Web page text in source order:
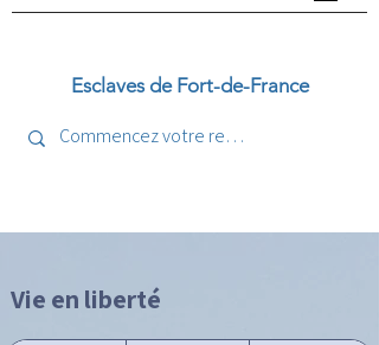
Esclaves de Fort-de-France
Vie en liberté